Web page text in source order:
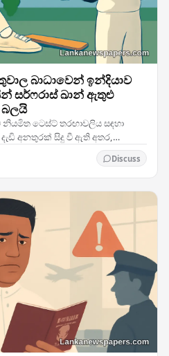
තුවාල බාධාවෙන් ඉන්දියාව
සර්ෆරාස් ඛාන් ඇතුළු
නියමිත ටෙස්ට් තරඟාවලිය සඳහා
අනතුරක් සිදු වී ඇති අතර,
Discuss